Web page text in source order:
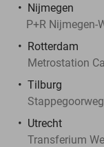
Nijmegen
P+R Nijmegen-
Rotterdam
Metrostation
Tilburg
Utrecht
Transferium